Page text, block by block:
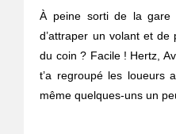
À peine sorti de la gare
d’attraper un volant et
du coin ? Facile ! Hertz,
t’a regroupé les loueurs
même quelques-uns un